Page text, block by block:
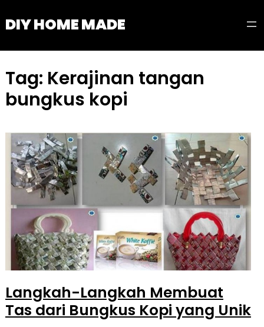
toDIY HOME MADE
Tag: Kerajinan tangan
bungkus kopi
Langkah-Langkah Membuat
Tas dari Bungkus Kopi yang Unik